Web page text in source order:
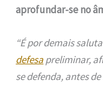
aprofundar-se no
“É por demais
defesapreliminar,
se defenda, antes